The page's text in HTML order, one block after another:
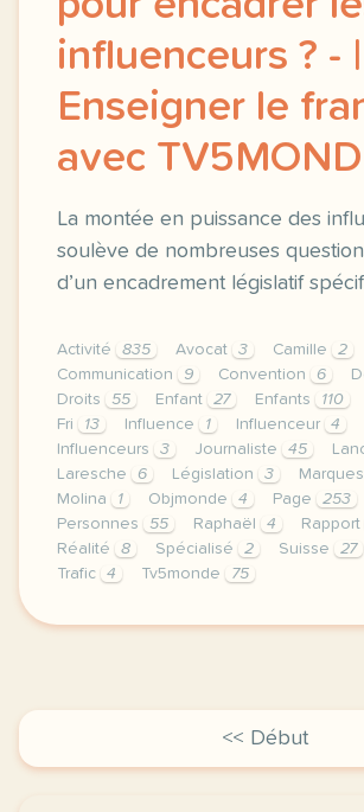
influenceurs ? - |
Enseigner le
avec
La montée en puissance des
soulève de nombreuses
d’un encadrement législatif
Activité 835 Avocat 3 Camille
2
Communication
9 Convention 6
Droits
55 Enfant 27 Enfants 110
Fri
13 Influence 1 Influenceur
4
Influenceurs
3 Journaliste 45
Laresche
6 Législation 3 Marques
Molina
1 Objmonde 4 Page
253
Personnes
55 Raphaël 4 Rapport
Réalité
8 Spécialisé 2 Suisse 27
Trafic
4 Tv5monde 75
le respect de votre vie privee
<< Début